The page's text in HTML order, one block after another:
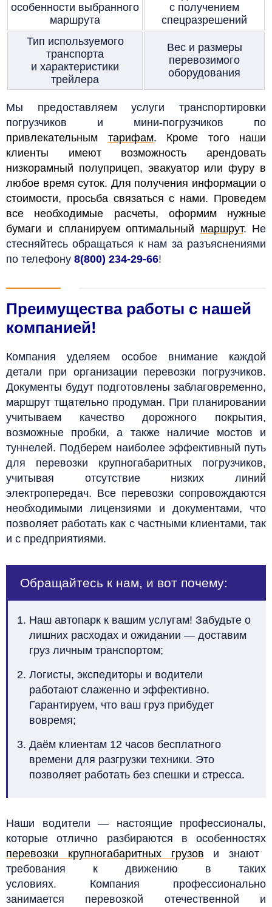
особенности выбранного
маршрута
с получением
спецразрешений
Тип используемого
транспорта
и характеристики
трейлера
Вес и размеры
перевозимого
оборудования
Мы предоставляем услуги транспортировки
погрузчиков и мини-погрузчиков по
привлекательным тарифам. Кроме того наши
клиенты имеют возможность арендовать
низкорамный полуприцеп, эвакуатор или фуру в
любое время суток. Для получения информации о
стоимости, просьба связаться с нами. Проведем
все необходимые расчеты, оформим нужные
бумаги и спланируем оптимальный маршрут. Не
стесняйтесь обращаться к нам за разъяснениями
по телефону 8(800) 234-29-66!
Преимущества работы с нашей
компанией!
Компания уделяем особое внимание каждой
детали при организации перевозки погрузчиков.
Документы будут подготовлены заблаговременно,
маршрут тщательно продуман. При планировании
учитываем качество дорожного покрытия,
возможные пробки, а также наличие мостов и
туннелей. Подберем наиболее эффективный путь
для перевозки крупногабаритных погрузчиков,
учитывая отсутствие низких линий
электропередач. Все перевозки сопровождаются
необходимыми лицензиями и документами, что
позволяет работать как с частными клиентами, так
и с предприятиями.
Обращайтесь к нам, и вот почему:
Наш автопарк к вашим услугам! Забудьте о
лишних расходах и ожидании — доставим
груз личным транспортом;
Логисты, экспедиторы и водители
работают слаженно и эффективно.
Гарантируем, что ваш груз прибудет
вовремя;
Даём клиентам 12 часов бесплатного
времени для разгрузки техники. Это
позволяет работать без спешки и стресса.
Наши водители — настоящие профессионалы,
которые отлично разбираются в особенностях
перевозки крупногабаритных грузов
и знают
требования к движению в таких
условиях. Компания профессионально
занимается перевозкой отечественной и